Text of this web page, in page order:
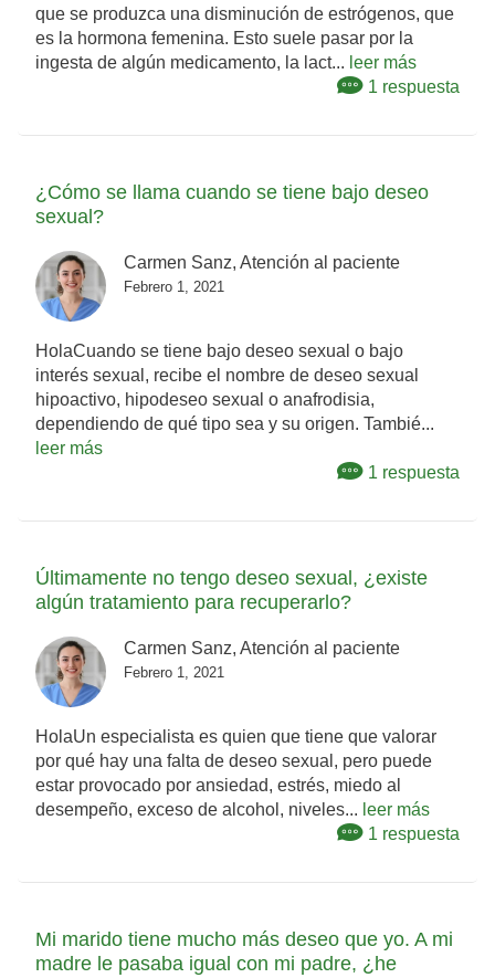
que se produzca una disminución de estrógenos, que
es la hormona femenina. Esto suele pasar por la
ingesta de algún medicamento, la lact... leer más
1 respuesta
¿Cómo se llama cuando se tiene bajo deseo
sexual?
Carmen Sanz, Atención al paciente
Febrero 1, 2021
HolaCuando se tiene bajo deseo sexual o bajo
interés sexual, recibe el nombre de deseo sexual
hipoactivo, hipodeseo sexual o anafrodisia,
dependiendo de qué tipo sea y su origen. Tambié...
leer más
1 respuesta
Últimamente no tengo deseo sexual, ¿existe
algún tratamiento para recuperarlo?
Carmen Sanz, Atención al paciente
Febrero 1, 2021
HolaUn especialista es quien que tiene que valorar
por qué hay una falta de deseo sexual, pero puede
estar provocado por ansiedad, estrés, miedo al
desempeño, exceso de alcohol, niveles... leer más
1 respuesta
Mi marido tiene mucho más deseo que yo. A mi
madre le pasaba igual con mi padre, ¿he